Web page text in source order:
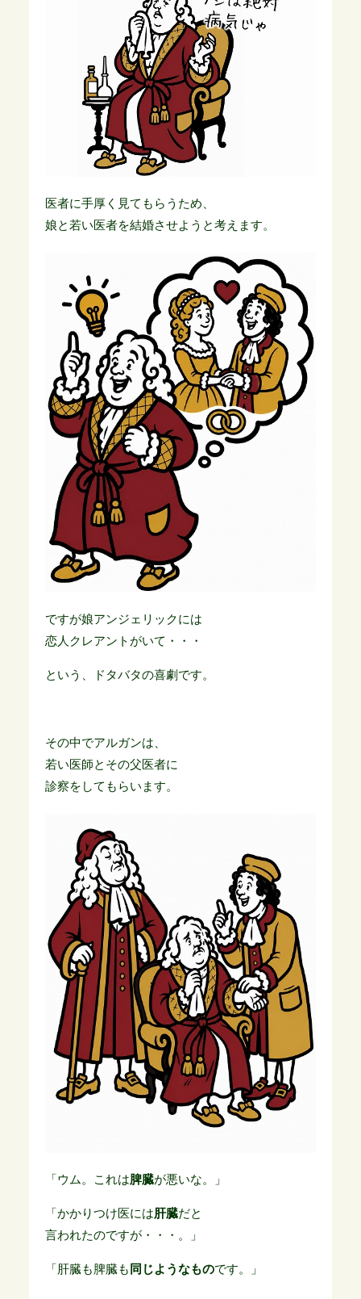
医者に手厚く見てもらうため、
娘と若い医者を結婚させようと考えます。
ですが娘アンジェリックには
恋人クレアントがいて・・・
という、ドタバタの喜劇です。
その中でアルガンは、
若い医師とその父医者に
診察をしてもらいます。
「ウム。これは脾臓が悪いな。」
「かかりつけ医には肝臓だと
言われたのですが・・・。」
「肝臓も脾臓も 同じようなものです。」